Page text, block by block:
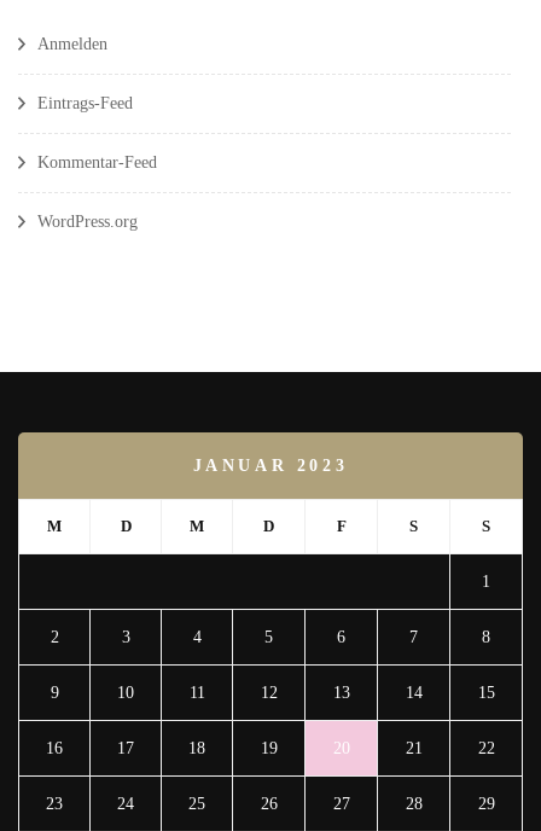
Anmelden
Eintrags-Feed
Kommentar-Feed
WordPress.org
JANUAR 2023
M D M D F S S
1
2 3 4 5 6 7 8
9 10 11 12 13 14 15
16 17 18 19 20 21 22
23 24 25 26 27 28 29